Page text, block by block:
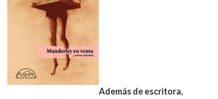
Además de escritora,